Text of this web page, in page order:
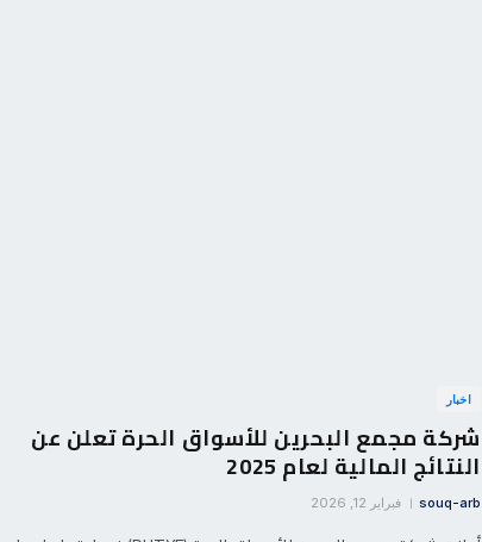
اخبار
شركة مجمع البحرين للأسواق الحرة تعلن عن
النتائج المالية لعام 2025
souq-arb فبراير 12, 2026